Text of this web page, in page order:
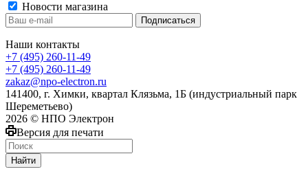
Новости магазина
Наши контакты
+7 (495) 260-11-49
+7 (495) 260-11-49
zakaz@npo-electron.ru
141400, г. Химки, квартал Клязьма, 1Б (индустриальный парк
Шереметьево)
2026 © НПО Электрон
Версия для печати
Найти